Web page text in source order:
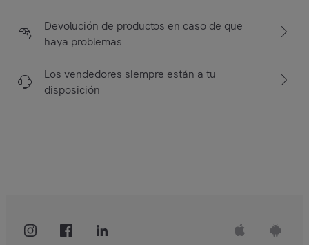
Devolución de productos en caso de que
haya problemas
Los vendedores siempre están a tu
disposición